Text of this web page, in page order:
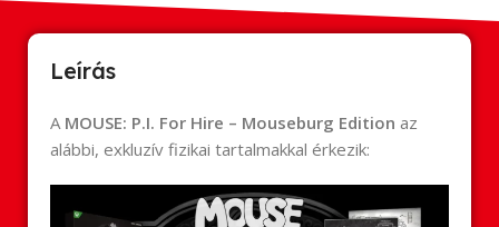
Leírás
A MOUSE: P.I. For Hire – Mouseburg Editionaz
alábbi, exkluzív fizikai tartalmakkal érkezik: